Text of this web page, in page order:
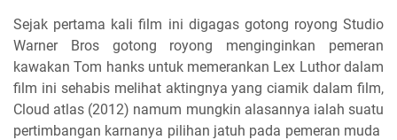
Sejak pertama kali film ini digagas gotong royong Studio
Warner Bros gotong royong menginginkan pemeran
kawakan Tom hanks untuk memerankan Lex Luthor dalam
film ini sehabis melihat aktingnya yang ciamik dalam film,
Cloud atlas (2012) namum mungkin alasannya ialah suatu
pertimbangan karnanya pilihan jatuh pada pemeran muda